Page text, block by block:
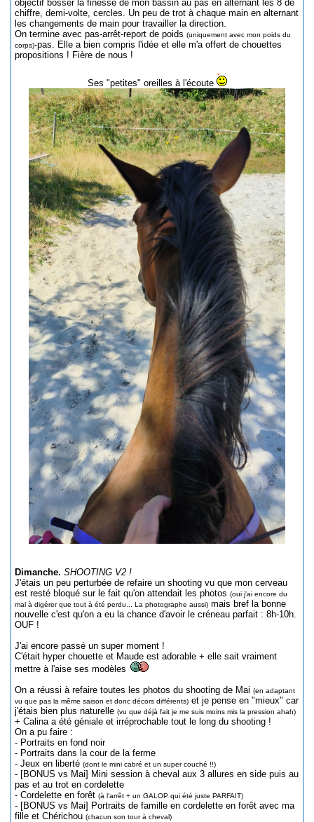
objectif bosser la finesse de mon bassin au pas en alternant les 8 de
chiffre, demi-volte, cercles. Un peu de trot à chaque main en alternant
les changements de main pour travailler la direction.
On termine avec pas-arrêt-report de poids (uniquement avec mon poids du
corps)-pas. Elle a bien compris l'idée et elle m'a offert de chouettes
propositions ! Fière de nous !
Ses "petites" oreilles à l'écoute
Dimanche. SHOOTING V2 !
J'étais un peu perturbée de refaire un shooting vu que mon cerveau
est resté bloqué sur le fait qu'on attendait les photos (oui j'ai encore du
mal à digérer que tout à été perdu... La photographe aussi) mais bref la bonne
nouvelle c'est qu'on a eu la chance d'avoir le créneau parfait : 8h-10h.
OUF !
J'ai encore passé un super moment !
C'était hyper chouette et Maude est adorable + elle sait vraiment
mettre à l'aise ses modèles
On a réussi à refaire toutes les photos du shooting de Mai (en adaptant
vu que pas la même saison et donc décors différents) et je pense en "mieux" car
j'étais bien plus naturelle (vu que déjà fait je me suis moins mis la pression ahah)
+ Calina a été géniale et irréprochable tout le long du shooting !
On a pu faire :
- Portraits en fond noir
- Portraits dans la cour de la ferme
- Jeux en liberté (dont le mini cabré et un super couché !!)
- [BONUS vs Mai] Mini session à cheval aux 3 allures en side puis au
pas et au trot en cordelette
- Cordelette en forêt (à l'arrêt + un GALOP qui été juste PARFAIT)
- [BONUS vs Mai] Portraits de famille en cordelette en forêt avec ma
fille et Chérichou (chacun son tour à cheval)